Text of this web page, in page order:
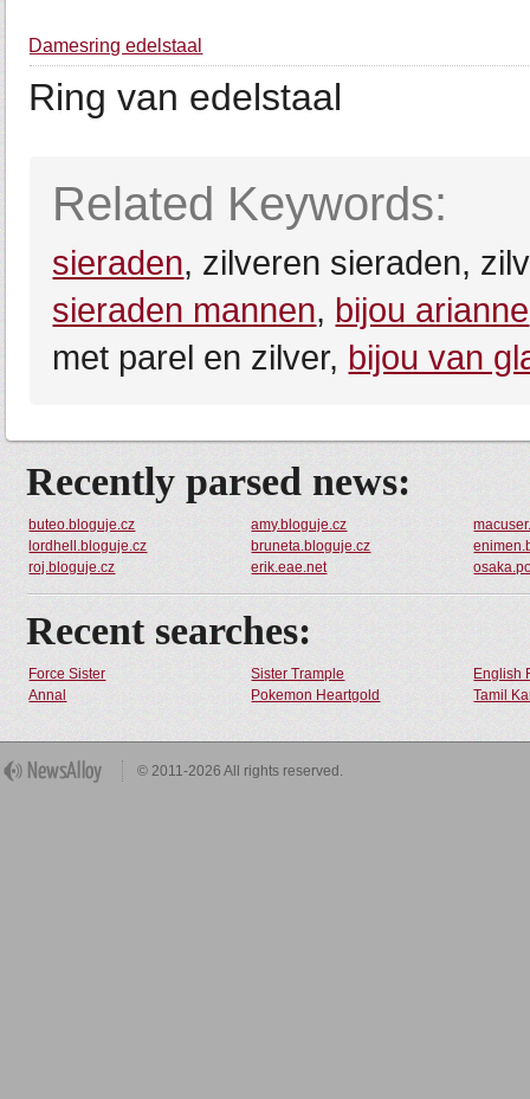
Damesring edelstaal
Ring van edelstaal
Related Keywords:
sieraden, zilveren sieraden,
sieraden mannen, bijou arianne
met parel en zilver, bijou van
Recently parsed news:
buteo.bloguje.cz amy.bloguje.cz
lordhell.bloguje.cz
bruneta.bloguje.cz
roj.bloguje.cz
erik.eae.net
Recent searches:
Force Sister Sister Trample
English
Annal
Pokemon Heartgold Tamil
© 2011-2026 All rights reserved.